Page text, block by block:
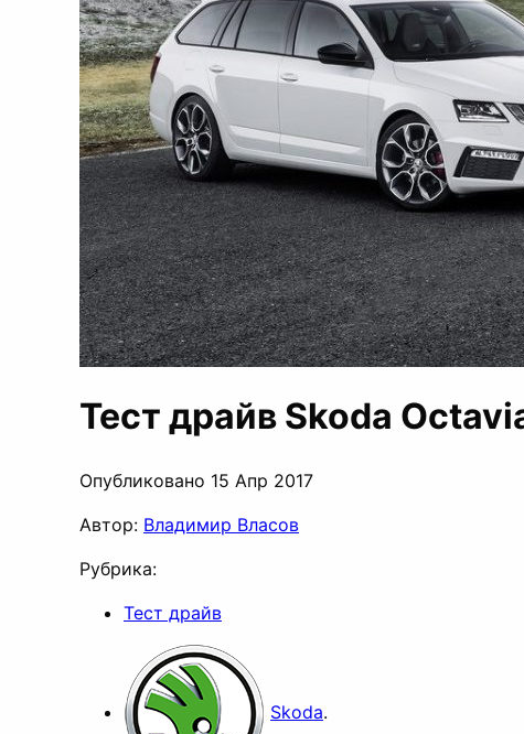
Тест драйв Skoda
Опубликовано 15 Апр 2017
Автор: Владимир Власов
Рубрика:
Тест драйв
Skoda.